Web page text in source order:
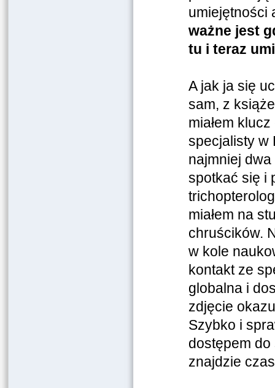
umiejętności
ważne jest
tu i teraz
A jak ja się
sam, z
miałem
specjalisty w
najmniej
spotkać się i
miałem na
chruścików.
w kole
kontakt ze
globalna i
zdjęcie
Szybko i
dostępem do
znajdzie